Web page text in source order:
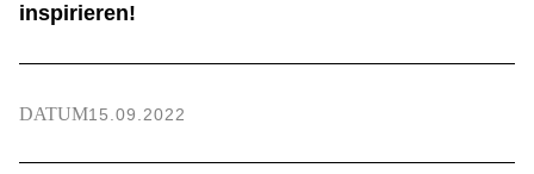
inspirieren!
DATUM15.09.2022